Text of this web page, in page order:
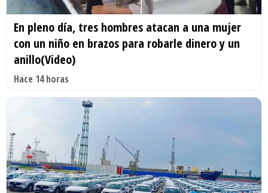
En pleno día, tres hombres atacan a una mujer
con un niño en brazos para robarle dinero y un
anillo(Video)
Hace 14 horas